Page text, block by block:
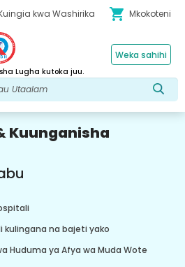
kwa Washirika shopping_cart Mkokoteni
Lugha kutoka juu.
Weka sahihi
Kuunganisha
kulingana na bajeti yako
Huduma ya Afya wa Muda Wote